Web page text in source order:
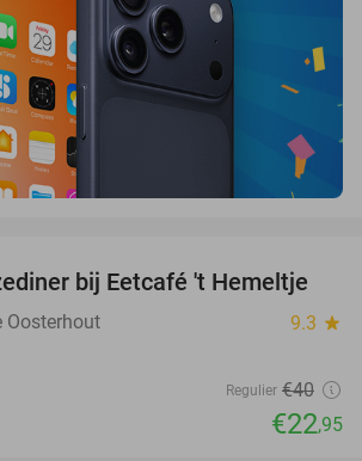
43%
bij Eetcafé 't Hemeltje
Oosterhout 9.3 star
Regulier €40
€22,95